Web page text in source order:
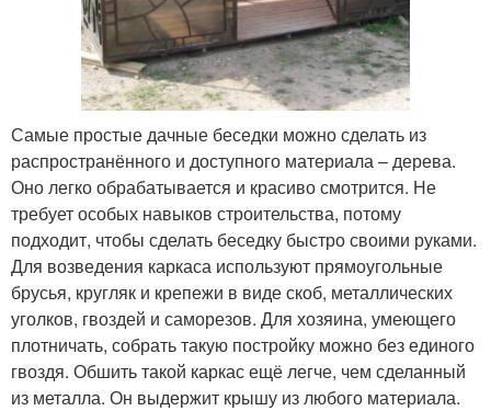
Самые простые дачные беседки можно сделать из
распространённого и доступного материала – дерева.
Оно легко обрабатывается и красиво смотрится. Не
требует особых навыков строительства, потому
подходит, чтобы сделать беседку быстро своими руками.
Для возведения каркаса используют прямоугольные
брусья, кругляк и крепежи в виде скоб, металлических
уголков, гвоздей и саморезов. Для хозяина, умеющего
плотничать, собрать такую постройку можно без единого
гвоздя. Обшить такой каркас ещё легче, чем сделанный
из металла. Он выдержит крышу из любого материала.